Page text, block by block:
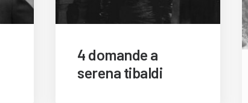
4 domande a
serena tibaldi